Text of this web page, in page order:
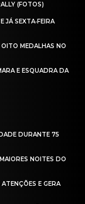
(FOTOS)
JÁ SEXTA‑FEIRA
OITO MEDALHAS NO
E ESQUADRA DA
DURANTE 75
NOITES DO
E GERA